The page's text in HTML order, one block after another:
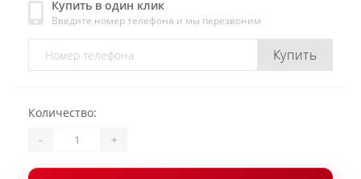
Купить в один клик
Введите номер телефона и мы перезвоним
Купить
Количество:
- +